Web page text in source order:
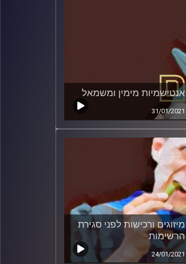
אנטישמיות מימין ומשמאל
31/01/2021
מיזוגים ורכישות לפני סגירת
הרשימות
24/01/2021